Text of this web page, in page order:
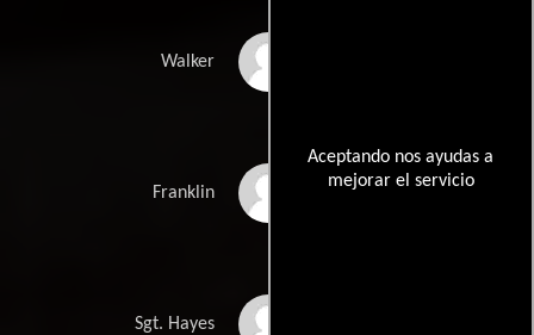
Aceptando nos ayudas a
mejorar el servicio
Walker
Franklin Tosin Morohunfola
Sgt. Hayes